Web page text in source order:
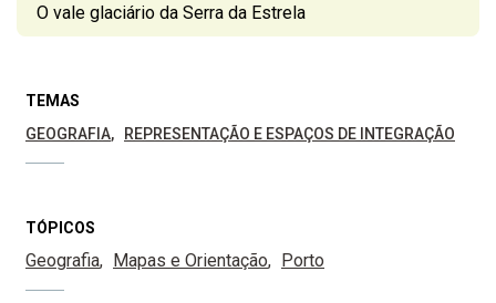
O vale glaciário da Serra da Estrela
TEMAS
GEOGRAFIA
REPRESENTAÇÃO E ESPAÇOS DE INTEGRAÇÃO
TÓPICOS
Geografia Mapas e Orientação Porto